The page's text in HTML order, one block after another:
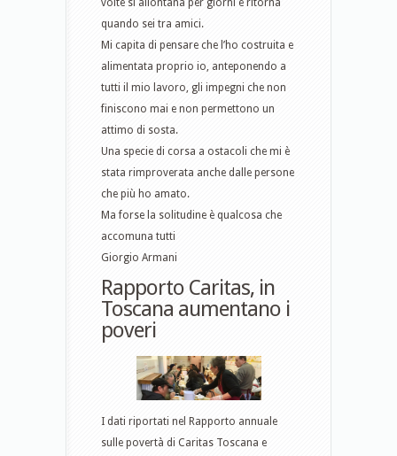
volte si allontana per giorni e ritorna
quando sei tra amici.
Mi capita di pensare che l’ho costruita e
alimentata proprio io, anteponendo a
tutti il mio lavoro, gli impegni che non
finiscono mai e non permettono un
attimo di sosta.
Una specie di corsa a ostacoli che mi è
stata rimproverata anche dalle persone
che più ho amato.
Ma forse la solitudine è qualcosa che
accomuna tutti
Giorgio Armani
Rapporto Caritas, in
Toscana aumentano i
poveri
I dati riportati nel Rapporto annuale
sulle povertà di Caritas Toscana e